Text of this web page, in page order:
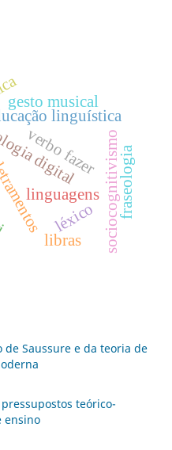
linguagens
digital
linguística
sociocognitivismo
verbo fazer
gesto musical
fraseologia
léxico
libras
Saussure e da teoria de
teórico-
ensino